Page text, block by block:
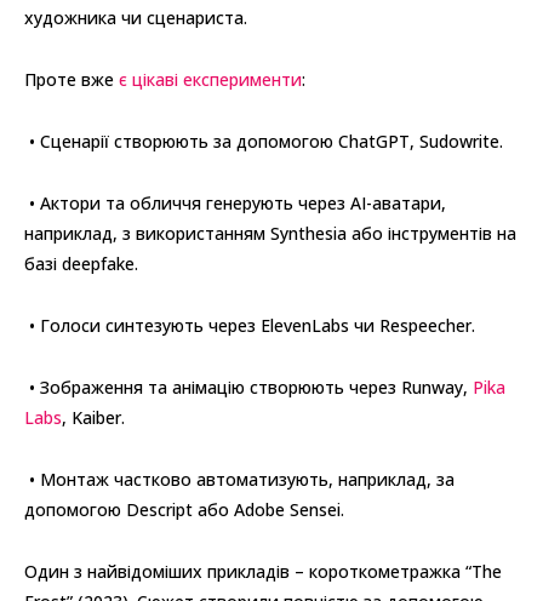
художника чи сценариста.
Проте вже є цікаві експерименти:
• Сценарії створюють за допомогою ChatGPT, Sudowrite.
• Актори та обличчя генерують через AI-аватари,
наприклад, з використанням Synthesia або інструментів на
базі deepfake.
• Голоси синтезують через ElevenLabs чи Respeecher.
• Зображення та анімацію створюють через Runway, Pika
Labs, Kaiber.
• Монтаж частково автоматизують, наприклад, за
допомогою Descript або Adobe Sensei.
Один з найвідоміших прикладів – короткометражка “The